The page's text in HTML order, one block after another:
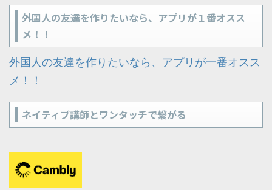
外国人の友達を作りたいなら、アプリが１番オスス
メ！！
外国人の友達を作りたいなら、アプリが一番オスス
メ！！
ネイティブ講師とワンタッチで繋がる